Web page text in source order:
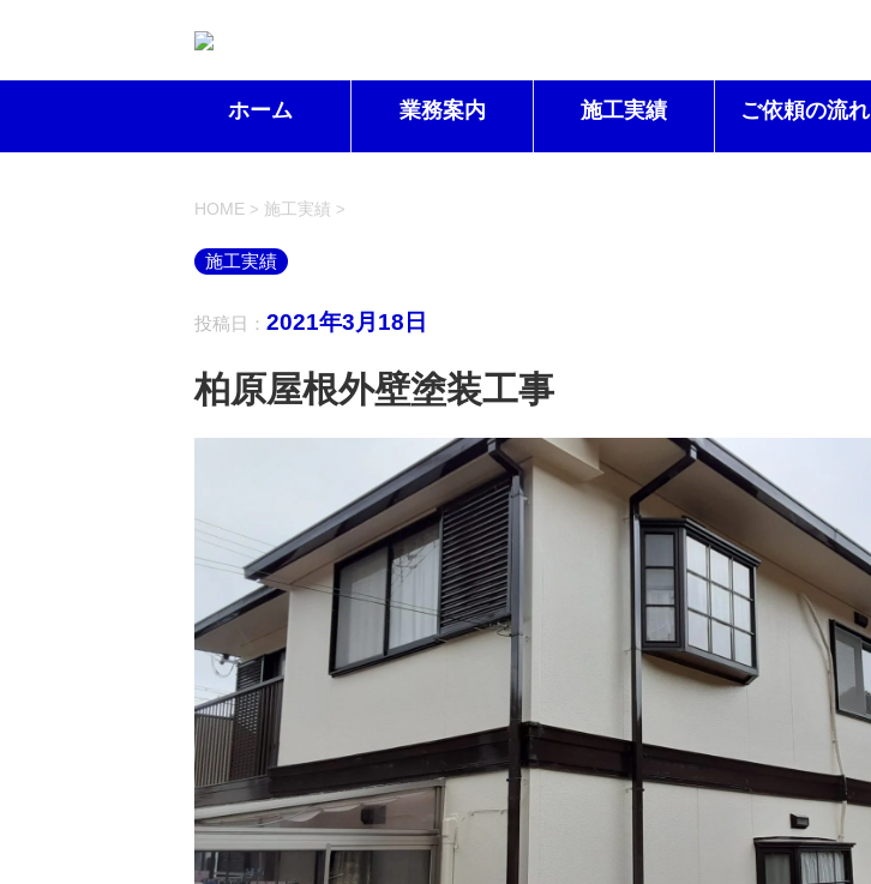
ホーム 業務案内 施工実績 ご依頼の流れ
HOME > 施工実績 >
施工実績
投稿日： 2021年3月18日
柏原屋根外壁塗装工事